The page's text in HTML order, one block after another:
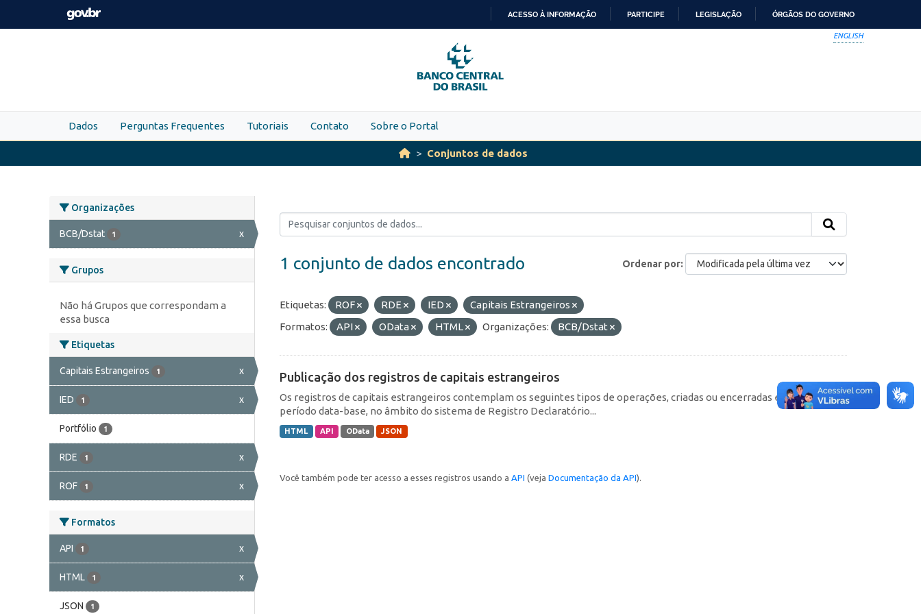
Skip to main content
PARA
O
CONTEÚDO
ACESSO À INFORMAÇÃO PARTICIPE LEGISLAÇÃO ÓRGÃOS DO GOVERNO
ENGLISH
Dados Perguntas Frequentes Tutoriais Contato Sobre o Portal
Conjuntos de dados
Organizações
BCB/Dstat 1 x
Grupos
Não há Grupos que correspondam a
essa busca
Etiquetas
Capitais Estrangeiros 1 x
IED 1 x
Portfólio 1
RDE 1 x
ROF 1 x
Formatos
API 1 x
HTML 1 x
JSON 1
Ordenar por
1 conjunto de dados encontrado
Etiquetas: ROF RDE IED
Capitais Estrangeiros
Formatos:
API OData HTML Organizações: BCB/Dstat
Publicação dos registros de capitais estrangeiros
Os registros de capitais estrangeiros contemplam os seguintes tipos de operações, criadas ou encerradas em cada
período data-base, no âmbito do sistema de Registro Declaratório...
HTML API OData JSON
Você também pode ter acesso a esses registros usando a API (veja Documentação da API).